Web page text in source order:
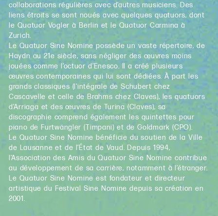
collaborations régulières avec d’autres musiciens. Des
liens étroits se sont noués avec quelques quatuors, dont
le Quatuor Vogler à Berlin et le Quatuor Carmina à
Zurich.
Le Quatuor Sine Nomine possède un vaste répertoire, de
Haydn au 21e siècle, sans négliger des œuvres moins
jouées comme l’octuor d’Enesco. Il a créé plusieurs
œuvres contemporaines qui lui sont dédiées. À part les
grands classiques (l’intégrale de Schubert chez
Cascavelle et celle de Brahms chez Claves), les quatuors
d’Arriaga et des œuvres de Turina (Claves), sa
discographie comprend également les quintettes pour
piano de Furtwängler (Timpani) et de Goldmark (CPO).
Le Quatuor Sine Nomine bénéficie du soutien de la Ville
de Lausanne et de l’État de Vaud. Depuis 1994,
l’Association des Amis du Quatuor Sine Nomine contribue
au développement de sa carrière, notamment à l’étranger.
Le Quatuor Sine Nomine est fondateur et directeur
artistique du Festival Sine Nomine depuis sa création en
2001.